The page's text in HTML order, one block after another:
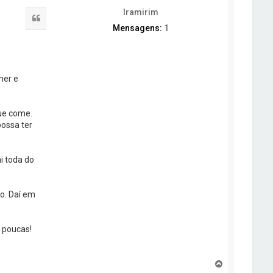
Iramirim
Mensagens: 1
e
come.
ter
toda do
Daí em